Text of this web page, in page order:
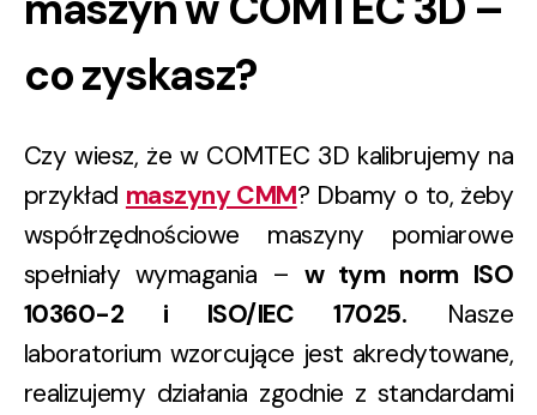
co zyskasz?
Czy wiesz, że w COMTEC 3D kalibrujemy na
przykład maszyny CMM? Dbamy o to, żeby
współrzędnościowe maszyny pomiarowe
spełniały wymagania – w tym norm ISO
10360-2 i ISO/IEC 17025. Nasze
laboratorium wzorcujące jest akredytowane,
realizujemy działania zgodnie z standardami